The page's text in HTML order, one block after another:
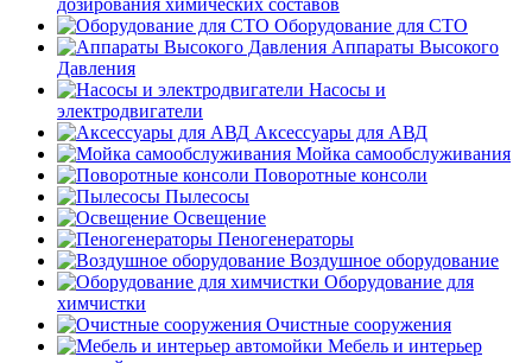
дозирования химических составов
Оборудование для СТО
Аппараты Высокого
Давления
Насосы и
электродвигатели
Аксессуары для АВД
Мойка самообслуживания
Поворотные консоли
Пылесосы
Освещение
Пеногенераторы
Воздушное оборудование
Оборудование для
химчистки
Очистные сооружения
Мебель и интерьер